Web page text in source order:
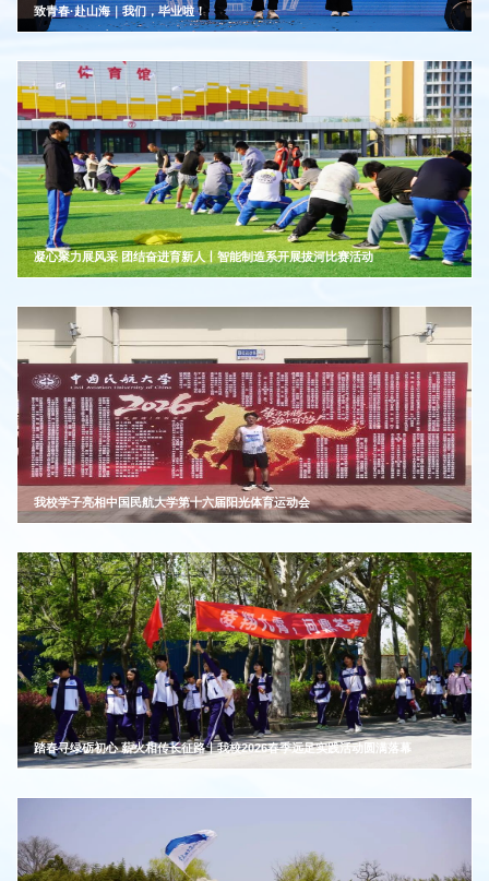
致青春·赴山海｜我们，毕业啦！
凝心聚力展风采 团结奋进育新人丨智能制造系开展拔河比赛活动
我校学子亮相中国民航大学第十六届阳光体育运动会
踏春寻绿砺初心 薪火相传长征路丨我校2026春季远足实践活动圆满落幕